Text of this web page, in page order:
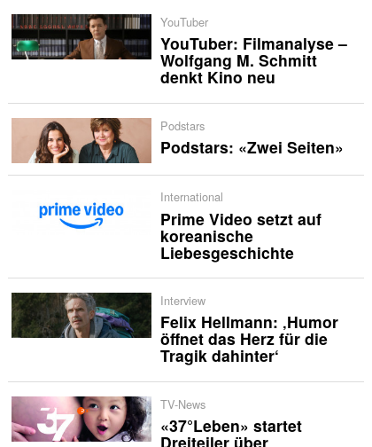
YouTuber
YouTuber: Filmanalyse –
Wolfgang M. Schmitt
denkt Kino neu
Podstars
Podstars: «Zwei Seiten»
International
Prime Video setzt auf
koreanische
Liebesgeschichte
Interview
Felix Hellmann: ‚Humor
öffnet das Herz für die
Tragik dahinter‘
TV-News
«37°Leben» startet
Dreiteiler über